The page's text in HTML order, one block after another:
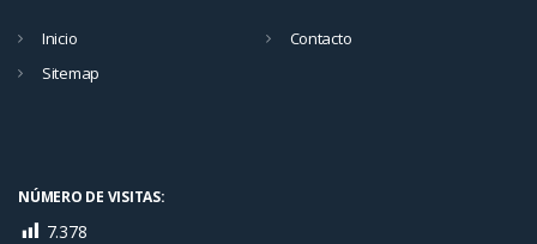
Inicio
Contacto
Sitemap
NÚMERO DE VISITAS:
7.378